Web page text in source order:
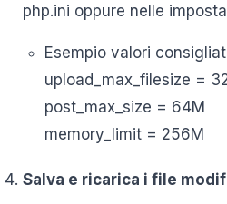
php.ini oppure nelle
Esempio valori
upload_max_filesize =
post_max_size = 64M
memory_limit = 256M
Salva e ricarica i file